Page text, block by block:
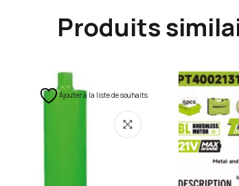
Produits
Ajouter à la liste de souhaits